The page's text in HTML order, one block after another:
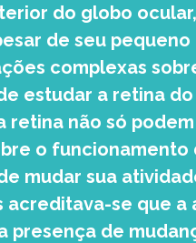
do globo
de seu
complexas
estudar a retina
não só
o funcionamento
mudar sua
acreditava-se que
presença de